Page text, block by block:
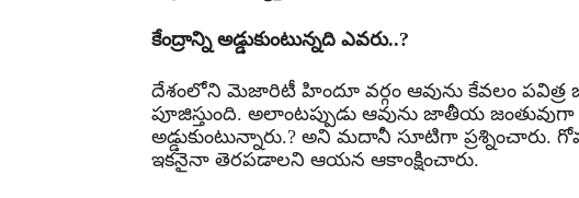
కేంద్రాన్ని అడ్డుకుంటున్నది ఎవరు..?
దేశంలోని మెజారిటీ హిందూ వర్గం ఆవును కేవలం పవిత్ర
పూజిస్తుంది. అలాంటప్పుడు ఆవును జాతీయ జంతువుగా
అడ్డుకుంటున్నారు.? అని మదానీ సూటిగా ప్రశ్నించారు.
ఇకనైనా తెరపడాలని ఆయన ఆకాంక్షించారు.